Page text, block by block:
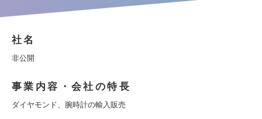
社名
非公開
事業内容・会社の特長
ダイヤモンド、腕時計の輸入販売